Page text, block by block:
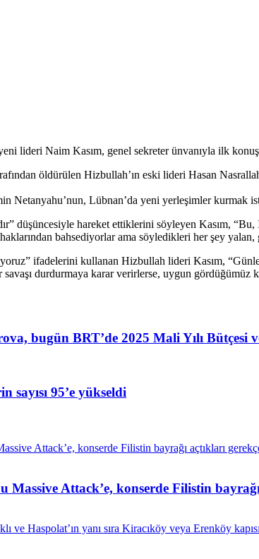
lideri Naim Kasım, genel sekreter ünvanıyla ilk
öldürülen Hizbullah’ın eski lideri Hasan
Netanyahu’nun, Lübnan’da yeni yerleşimler kurmak
düşüncesiyle hareket ettiklerini söyleyen Kasım,
bahsediyorlar ama söyledikleri her şey yalan,
ifadelerini kullanan Hizbullah lideri Kasım,
durdurmaya karar verirlerse, uygun
bugün BRT’de 2025 Mali Yılı Bütçesi
sayısı 95’e yükseldi
Attack’e, konserde Filistin